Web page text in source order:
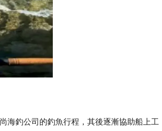
海釣公司的釣魚行程，其後逐漸協助船上工